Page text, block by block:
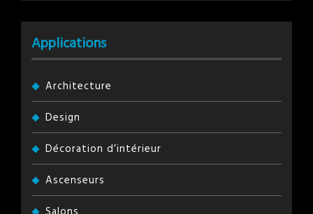
Applications
Architecture
Design
Décoration d’intérieur
Ascenseurs